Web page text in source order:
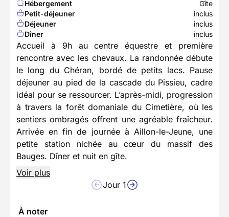
Hébergement
Gîte
Petit-déjeuner
inclus
Déjeuner
inclus
Dîner
inclus
Accueil à 9h au centre équestre et première
rencontre avec les chevaux. La randonnée débute
le long du Chéran, bordé de petits lacs. Pause
déjeuner au pied de la cascade du Pissieu, cadre
idéal pour se ressourcer. L’après-midi, progression
à travers la forêt domaniale du Cimetière, où les
sentiers ombragés offrent une agréable fraîcheur.
Arrivée en fin de journée à Aillon-le-Jeune, une
petite station nichée au cœur du massif des
Bauges. Dîner et nuit en gîte.
Voir plus
Jour 1
À noter